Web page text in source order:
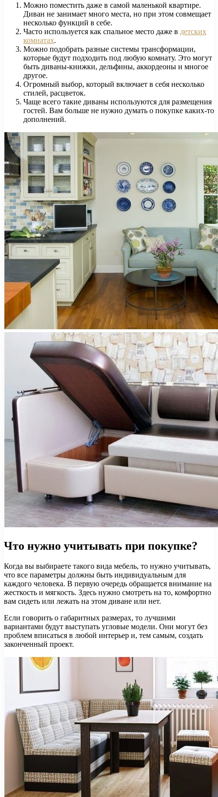
Можно поместить даже в самой маленькой квартире.
Диван не занимает много места, но при этом совмещает
несколько функций в себе.
Часто используется как спальное место даже в детских
комнатах.
Можно подобрать разные системы трансформации,
которые будут подходить под любую комнату. Это могут
быть диваны-книжки, дельфины, аккордеоны и многое
другое.
Огромный выбор, который включает в себя несколько
стилей, расцветок.
Чаще всего такие диваны используются для размещения
гостей. Вам больше не нужно думать о покупке каких-то
дополнений.
Что нужно учитывать при покупке?
Когда вы выбираете такого вида мебель, то нужно учитывать,
что все параметры должны быть индивидуальным для
каждого человека. В первую очередь обращается внимание на
жесткость и мягкость. Здесь нужно смотреть на то, комфортно
вам сидеть или лежать на этом диване или нет.
Если говорить о габаритных размерах, то лучшими
вариантами будут выступать угловые модели. Они могут без
проблем вписаться в любой интерьер и, тем самым, создать
законченный проект.